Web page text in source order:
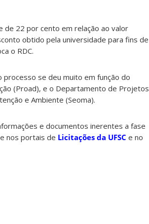
de 22 por cento em relação ao valor
obtido pela universidade para fins de
o RDC.
se deu muito em função do
(Proad), e o Departamento de Projetos
e Ambiente (Seoma).
e documentos inerentes a fase
nos portais de Licitações da UFSC e no